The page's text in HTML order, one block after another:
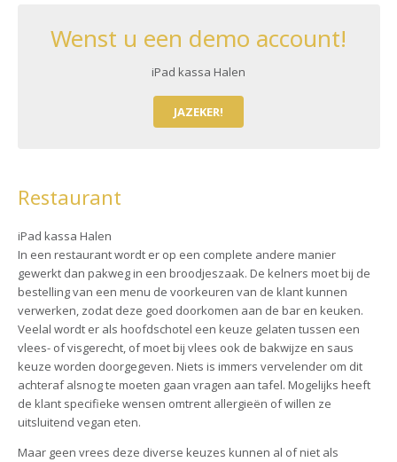
Wenst u een demo account!
iPad kassa Halen
JAZEKER!
Restaurant
iPad kassa Halen
In een restaurant wordt er op een complete andere manier
gewerkt dan pakweg in een broodjeszaak. De kelners moet bij de
bestelling van een menu de voorkeuren van de klant kunnen
verwerken, zodat deze goed doorkomen aan de bar en keuken.
Veelal wordt er als hoofdschotel een keuze gelaten tussen een
vlees- of visgerecht, of moet bij vlees ook de bakwijze en saus
keuze worden doorgegeven. Niets is immers vervelender om dit
achteraf alsnog te moeten gaan vragen aan tafel. Mogelijks heeft
de klant specifieke wensen omtrent allergieën of willen ze
uitsluitend vegan eten.
Maar geen vrees deze diverse keuzes kunnen al of niet als